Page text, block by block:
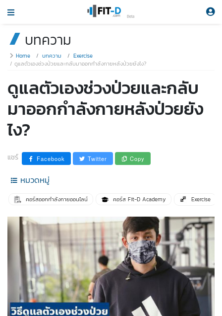
Beta
บทความ
Home บทความ
Exercise
ดูแลตัวเองช่วงป่วยและกลับมาออกกำลังกายหลังป่วยยังไง?
ดูแลตัวเองช่วงป่วยและกลับ
มาออกกำลังกายหลังป่วยยัง
ไง?
แชร์ Facebook Twitter Copy
หมวดหมู่
คอร์สออกกำลังกายออนไลน์ คอร์ส Fit-D Academy Exercise